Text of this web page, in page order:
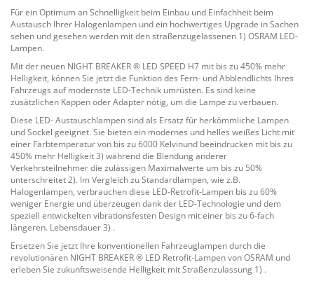
Für ein Optimum an Schnelligkeit beim Einbau und Einfachheit beim
Austausch Ihrer Halogenlampen und ein hochwertiges Upgrade in Sachen
sehen und gesehen werden mit den straßenzugelassenen 1) OSRAM LED-
Lampen.
Mit der neuen NIGHT BREAKER ® LED SPEED H7 mit bis zu 450% mehr
Helligkeit, können Sie jetzt die Funktion des Fern- und Abblendlichts Ihres
Fahrzeugs auf modernste LED-Technik umrüsten. Es sind keine
zusätzlichen Kappen oder Adapter nötig, um die Lampe zu verbauen.
Diese LED- Austauschlampen sind als Ersatz für herkömmliche Lampen
und Sockel geeignet. Sie bieten ein modernes und helles weißes Licht mit
einer Farbtemperatur von bis zu 6000 Kelvinund beeindrucken mit bis zu
450% mehr Helligkeit 3) während die Blendung anderer
Verkehrsteilnehmer die zulässigen Maximalwerte um bis zu 50%
unterschreitet 2). Im Vergleich zu Standardlampen, wie z.B.
Halogenlampen, verbrauchen diese LED-Retrofit-Lampen bis zu 60%
weniger Energie und überzeugen dank der LED-Technologie und dem
speziell entwickelten vibrationsfesten Design mit einer bis zu 6-fach
längeren. Lebensdauer 3) .
Ersetzen Sie jetzt Ihre konventionellen Fahrzeuglampen durch die
revolutionären NIGHT BREAKER ® LED Retrofit-Lampen von OSRAM und
erleben Sie zukunftsweisende Helligkeit mit Straßenzulassung 1) .